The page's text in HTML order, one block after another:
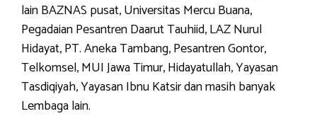
lain BAZNAS pusat, Universitas Mercu Buana,
Pegadaian Pesantren Daarut Tauhiid, LAZ Nurul
Hidayat, PT. Aneka Tambang, Pesantren Gontor,
Telkomsel, MUI Jawa Timur, Hidayatullah, Yayasan
Tasdiqiyah, Yayasan Ibnu Katsir dan masih banyak
Lembaga lain.